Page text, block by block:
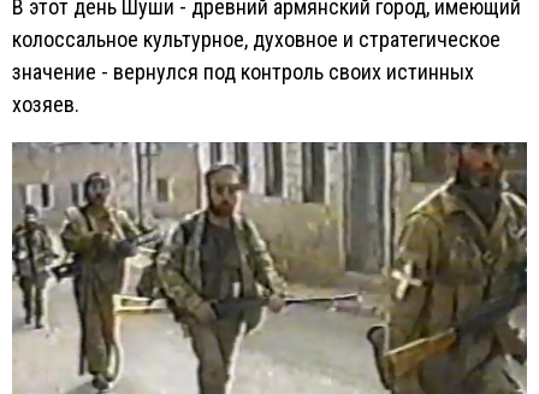
В этот день Шуши - древний армянский город, имеющий
колоссальное культурное, духовное и стратегическое
значение - вернулся под контроль своих истинных
хозяев.